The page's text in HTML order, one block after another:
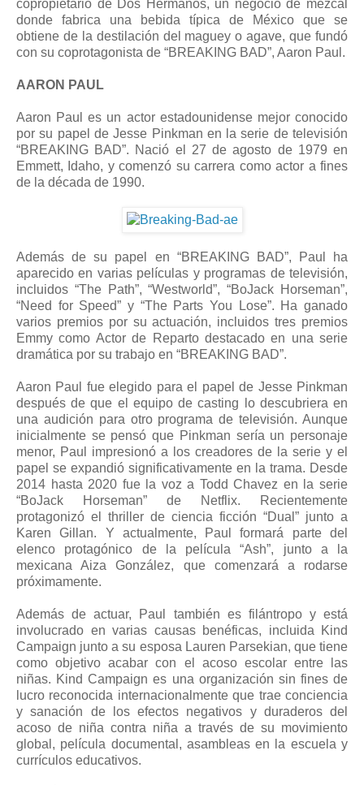
copropietario de Dos Hermanos, un negocio de mezcal
donde fabrica una bebida típica de México que se
obtiene de la destilación del maguey o agave, que fundó
con su coprotagonista de “BREAKING BAD”, Aaron Paul.
AARON PAUL
Aaron Paul es un actor estadounidense mejor conocido
por su papel de Jesse Pinkman en la serie de televisión
“BREAKING BAD”. Nació el 27 de agosto de 1979 en
Emmett, Idaho, y comenzó su carrera como actor a fines
de la década de 1990.
Además de su papel en “BREAKING BAD”, Paul ha
aparecido en varias películas y programas de televisión,
incluidos “The Path”, “Westworld”, “BoJack Horseman”,
“Need for Speed” y “The Parts You Lose”. Ha ganado
varios premios por su actuación, incluidos tres premios
Emmy como Actor de Reparto destacado en una serie
dramática por su trabajo en “BREAKING BAD”.
Aaron Paul fue elegido para el papel de Jesse Pinkman
después de que el equipo de casting lo descubriera en
una audición para otro programa de televisión. Aunque
inicialmente se pensó que Pinkman sería un personaje
menor, Paul impresionó a los creadores de la serie y el
papel se expandió significativamente en la trama. Desde
2014 hasta 2020 fue la voz a Todd Chavez en la serie
“BoJack Horseman” de Netflix. Recientemente
protagonizó el thriller de ciencia ficción “Dual” junto a
Karen Gillan. Y actualmente, Paul formará parte del
elenco protagónico de la película “Ash”, junto a la
mexicana Aiza González, que comenzará a rodarse
próximamente.
Además de actuar, Paul también es filántropo y está
involucrado en varias causas benéficas, incluida Kind
Campaign junto a su esposa Lauren Parsekian, que tiene
como objetivo acabar con el acoso escolar entre las
niñas. Kind Campaign es una organización sin fines de
lucro reconocida internacionalmente que trae conciencia
y sanación de los efectos negativos y duraderos del
acoso de niña contra niña a través de su movimiento
global, película documental, asambleas en la escuela y
currículos educativos.